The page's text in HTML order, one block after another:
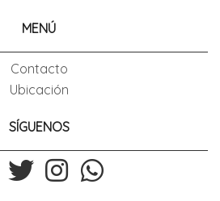
MENÚ
Contacto
Ubicación
SÍGUENOS